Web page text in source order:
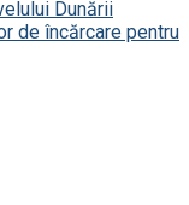
Dunării
de încărcare pentru